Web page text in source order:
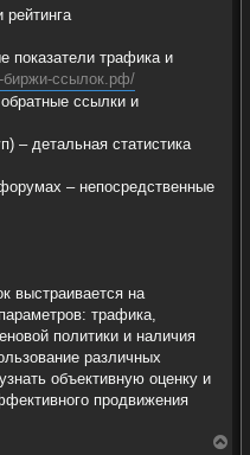
показатели трафика и
биржи-ссылок.рф/
ссылки и
– детальная статистика
– непосредственные
выстраивается на
трафика,
политики и наличия
различных
объективную оценку и
продвижения